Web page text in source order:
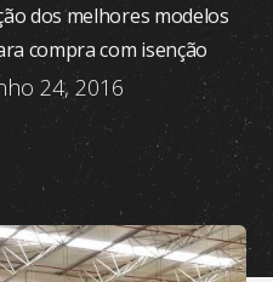
dos melhores modelos
compra com isenção
24, 2016